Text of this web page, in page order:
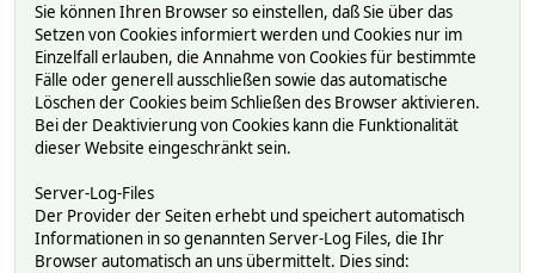
Sie können Ihren Browser so einstellen, daß Sie über das
Setzen von Cookies informiert werden und Cookies nur im
Einzelfall erlauben, die Annahme von Cookies für bestimmte
Fälle oder generell ausschließen sowie das automatische
Löschen der Cookies beim Schließen des Browser aktivieren.
Bei der Deaktivierung von Cookies kann die Funktionalität
dieser Website eingeschränkt sein.
Server-Log-Files
Der Provider der Seiten erhebt und speichert automatisch
Informationen in so genannten Server-Log Files, die Ihr
Browser automatisch an uns übermittelt. Dies sind: